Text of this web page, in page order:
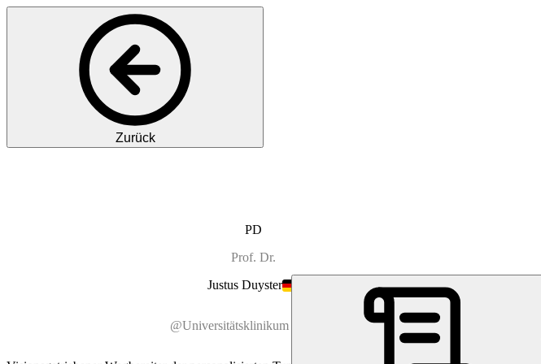
Zurück
PD
Prof. Dr.
Justus Duyster
@Universitätsklinikum Freiburg